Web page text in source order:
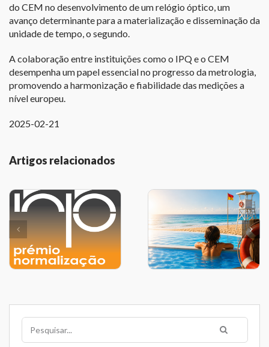
do CEM no desenvolvimento de um relógio óptico, um
avanço determinante para a materialização e disseminação da
unidade de tempo, o segundo.
A colaboração entre instituições como o IPQ e o CEM
desempenha um papel essencial no progresso da metrologia,
promovendo a harmonização e fiabilidade das medições a
nível europeu.
2025-02-21
Artigos relacionados
Pesquisar